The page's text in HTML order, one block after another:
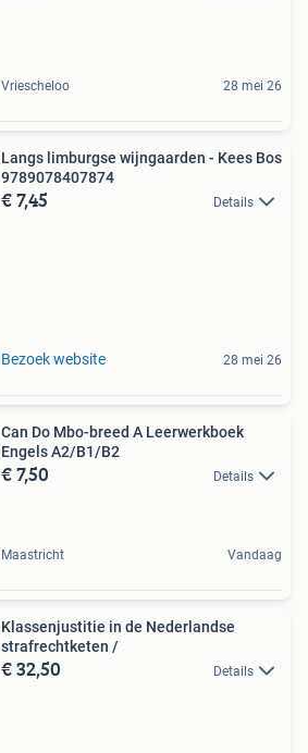
Vriescheloo 28 mei 26
Langs limburgse wijngaarden - Kees Bos
9789078407874
€ 7,45 Details
Bezoek website 28 mei 26
Can Do Mbo-breed A Leerwerkboek
Engels A2/B1/B2
€ 7,50 Details
Maastricht Vandaag
Klassenjustitie in de Nederlandse
strafrechtketen /
€ 32,50 Details